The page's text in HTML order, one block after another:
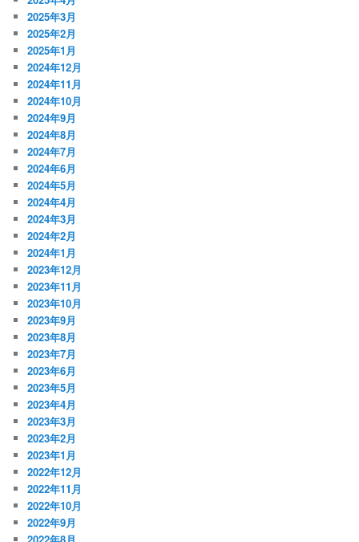
2025年3月
2025年2月
2025年1月
2024年12月
2024年11月
2024年10月
2024年9月
2024年8月
2024年7月
2024年6月
2024年5月
2024年4月
2024年3月
2024年2月
2024年1月
2023年12月
2023年11月
2023年10月
2023年9月
2023年8月
2023年7月
2023年6月
2023年5月
2023年4月
2023年3月
2023年2月
2023年1月
2022年12月
2022年11月
2022年10月
2022年9月